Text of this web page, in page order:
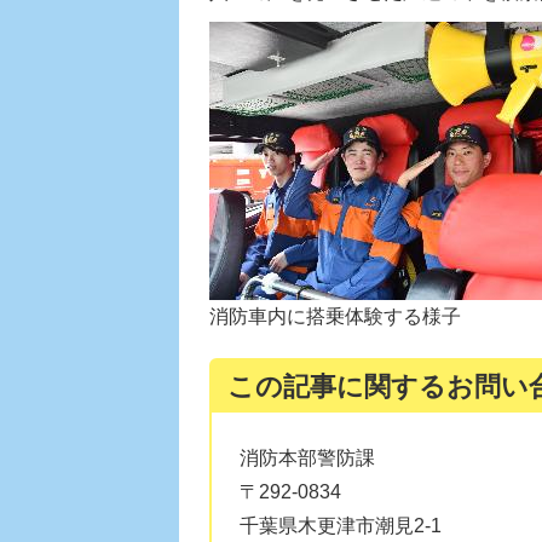
消防車内に搭乗体験する様子
この記事に関するお問い
消防本部警防課
〒292-0834
千葉県木更津市潮見2-1